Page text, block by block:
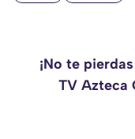
¡No te
TV Azteca